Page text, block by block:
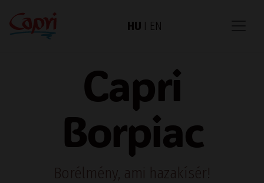
HU I EN
Capri
Borpiac
Borélmény, ami hazakísér!